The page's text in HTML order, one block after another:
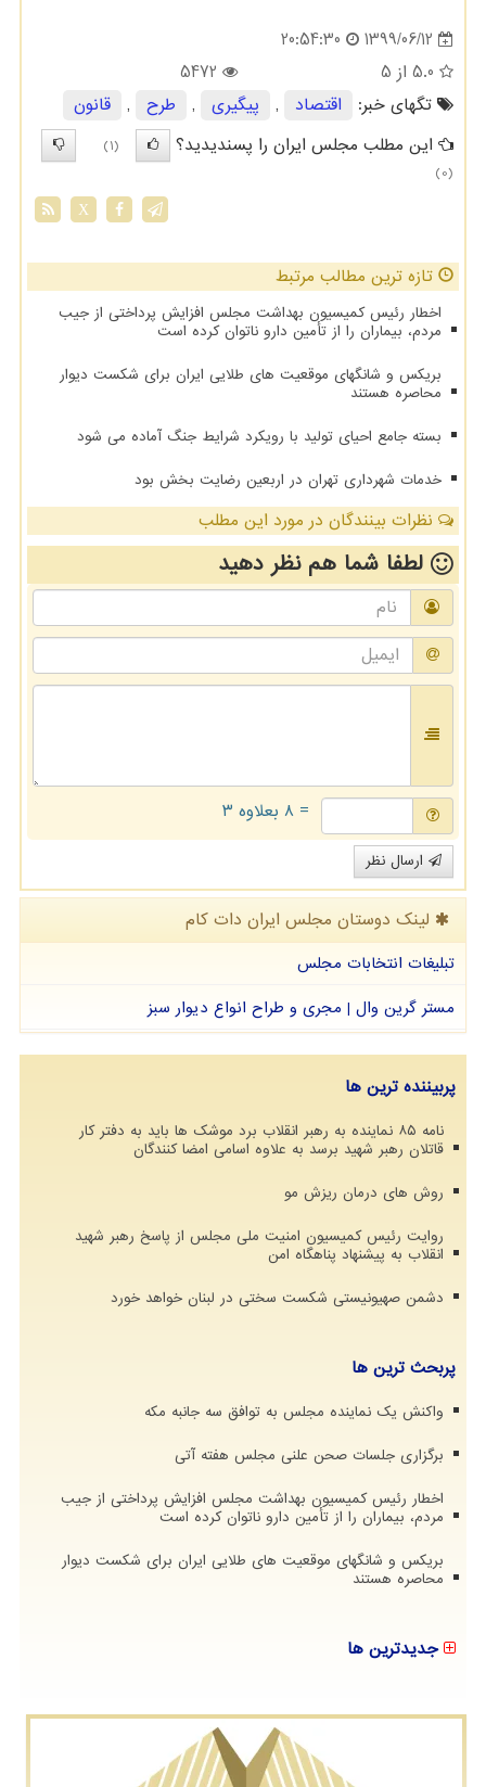
1399/06/12
20:54:30
5.0 از 5
5472
تگهای خبر:
اقتصاد , پیگیری , طرح ,
قانون
این مطلب مجلس ایران را پسندیدید؟
(1)
(0)
X
تازه ترین مطالب مرتبط
اخطار رئیس کمیسیون بهداشت مجلس افزایش پرداختی از جیب
مردم، بیماران را از تأمین دارو ناتوان کرده است
بریکس و شانگهای موقعیت های طلایی ایران برای شکست دیوار
محاصره هستند
بسته جامع احیای تولید با رویکرد شرایط جنگ آماده می شود
خدمات شهرداری تهران در اربعین رضایت بخش بود
نظرات بینندگان در مورد این مطلب
لطفا شما همنظر دهید
= ۸ بعلاوه ۳
ارسال نظر
لینک دوستان مجلس ایران دات كام
تبلیغات انتخابات مجلس
مستر گرین وال | مجری و طراح انواع دیوار سبز
پربیننده ترین ها
نامه ۸۵ نماینده به رهبر انقلاب برد موشک ها باید به دفتر کار
قاتلان رهبر شهید برسد به علاوه اسامی امضا کنندگان
روش های درمان ریزش مو
روایت رئیس کمیسیون امنیت ملی مجلس از پاسخ رهبر شهید
انقلاب به پیشنهاد پناهگاه امن
دشمن صهیونیستی شکست سختی در لبنان خواهد خورد
پربحث ترین ها
واکنش یک نماینده مجلس به توافق سه جانبه مکه
برگزاری جلسات صحن علنی مجلس هفته آتی
اخطار رئیس کمیسیون بهداشت مجلس افزایش پرداختی از جیب
مردم، بیماران را از تأمین دارو ناتوان کرده است
بریکس و شانگهای موقعیت های طلایی ایران برای شکست دیوار
محاصره هستند
جدیدترین ها